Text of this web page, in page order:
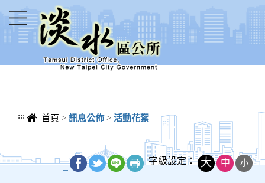
進入內容區塊
::: 首頁 > 訊息公佈> 活動花絮
_
字級設定： 大 中 小